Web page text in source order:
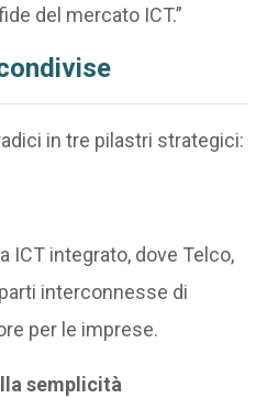
del mercato ICT.”
in tre pilastri strategici:
ICT integrato, dove Telco,
interconnesse di
per le imprese.
semplicità